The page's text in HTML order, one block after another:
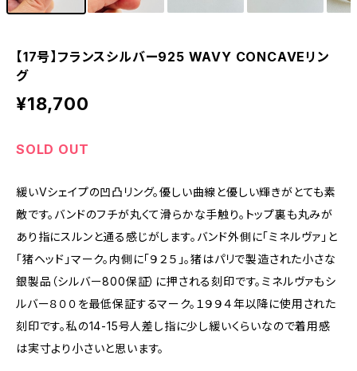
【17号】フランスシルバー925 WAVY CONCAVEリン
グ
¥18,700
SOLD OUT
緩いVシェイプの凹凸リング。優しい曲線と優しい輝きがとても素
敵です。バンドのフチが丸くて滑らかな手触り。トップ裏も丸みが
あり指にスルンと通る感じがします。バンド外側に「ミネルヴァ」と
「猪ヘッド」マーク。内側に「９２５」。猪はパリで製造された小さな
銀製品（シルバー800保証）に押される刻印です。ミネルヴァもシ
ルバー８００を最低保証するマーク。１９９４年以降に使用された
刻印です。私の14-15号人差し指に少し緩いくらいなので着用感
は実寸より小さいと思います。